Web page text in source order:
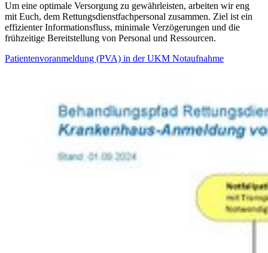
Um eine optimale Versorgung zu gewährleisten, arbeiten wir eng
mit Euch, dem Rettungsdienstfachpersonal zusammen. Ziel ist ein
effizienter Informationsfluss, minimale Verzögerungen und die
frühzeitige Bereitstellung von Personal und Ressourcen.
Patientenvoranmeldung (PVA) in der UKM Notaufnahme